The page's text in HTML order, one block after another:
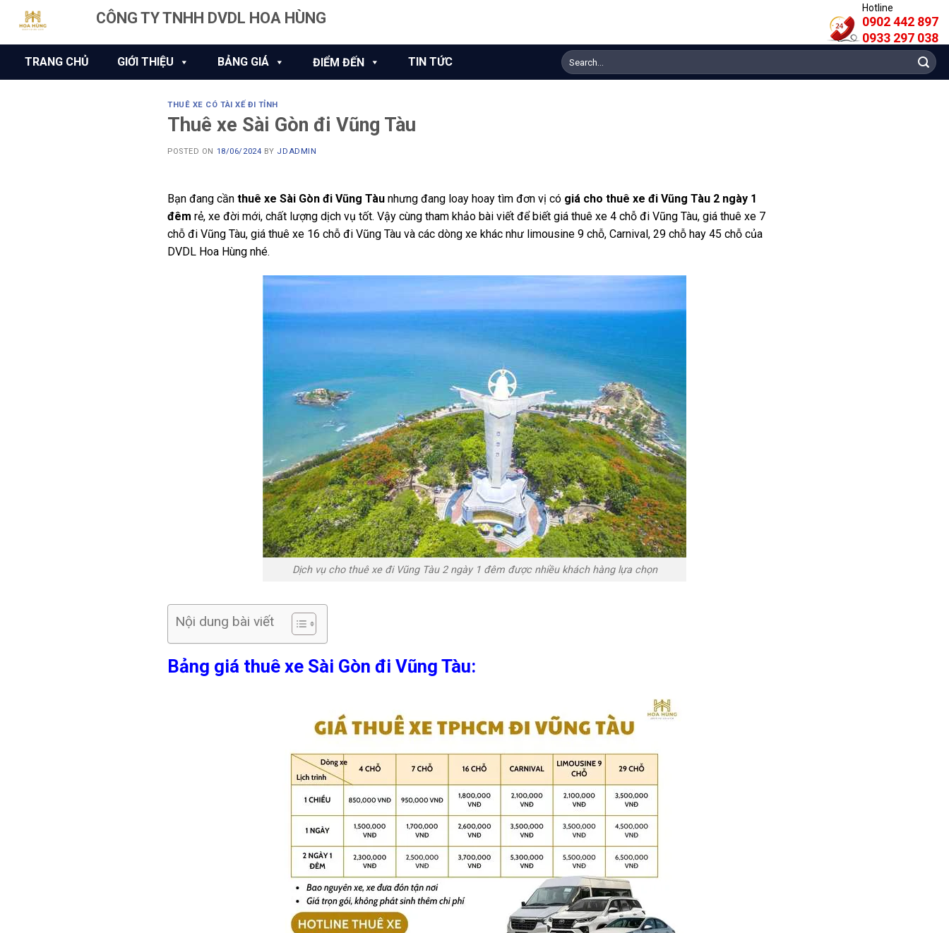
content
CÔNG TY TNHH DVDL HOA HÙNG
Hotline
0902 442 897
0933 297 038
TRANG CHỦ GIỚI THIỆU BẢNG GIÁ ĐIỂM ĐẾN TIN TỨC
THUÊ XE CÓ TÀI XẾ ĐI TỈNH
Thuê xe Sài Gòn đi Vũng Tàu
POSTED ON 18/06/2024 BY JDADMIN
Bạn đang cần thuê xe Sài Gòn đi Vũng Tàu nhưng đang loay hoay tìm đơn vị có giá cho thuê xe đi Vũng Tàu 2 ngày 1
đêm rẻ, xe đời mới, chất lượng dịch vụ tốt. Vậy cùng tham khảo bài viết để biết giá thuê xe 4 chỗ đi Vũng Tàu, giá thuê xe 7
chỗ đi Vũng Tàu, giá thuê xe 16 chỗ đi Vũng Tàu và các dòng xe khác như limousine 9 chỗ, Carnival, 29 chỗ hay 45 chỗ của
DVDL Hoa Hùng nhé.
Dịch vụ cho thuê xe đi Vũng Tàu 2 ngày 1 đêm được nhiều khách hàng lựa chọn
Nội dung bài viết
Bảng giá thuê xe Sài Gòn đi Vũng Tàu: